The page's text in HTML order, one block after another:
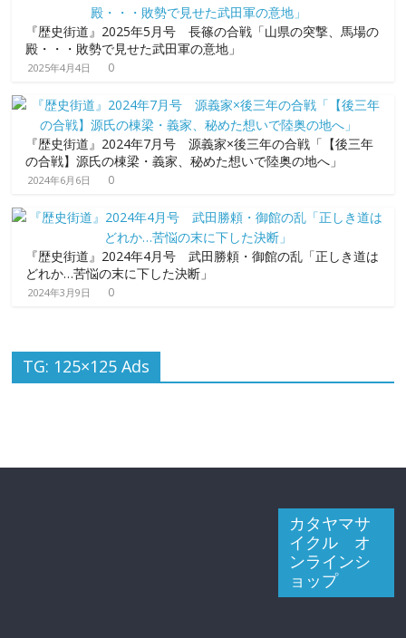
『歴史街道』2025年5月号 長篠の合戦「山県の突撃、馬場の
殿・・・敗勢で見せた武田軍の意地」
2025年4月4日 0
『歴史街道』2024年7月号 源義家×後三年の合戦「【後三年
の合戦】源氏の棟梁・義家、秘めた想いで陸奥の地へ」
2024年6月6日 0
『歴史街道』2024年4月号 武田勝頼・御館の乱「正しき道は
どれか…苦悩の末に下した決断」
2024年3月9日 0
TG: 125×125 Ads
カタヤマサ
イクル オ
ンラインシ
ョップ